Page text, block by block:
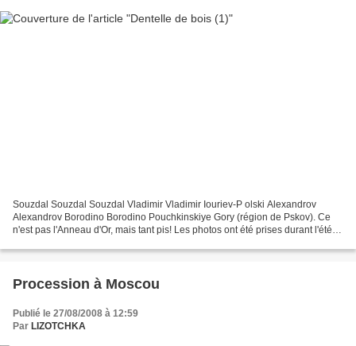
Souzdal Souzdal Souzdal Vladimir Vladimir Iouriev-P olski Alexandrov
Alexandrov Borodino Borodino Pouchkinskiye Gory (région de Pskov). Ce
n'est pas l'Anneau d'Or, mais tant pis! Les photos ont été prises durant l'été
Procession à Moscou
Publié le 27/08/2008 à 12:59
Par LIZOTCHKA